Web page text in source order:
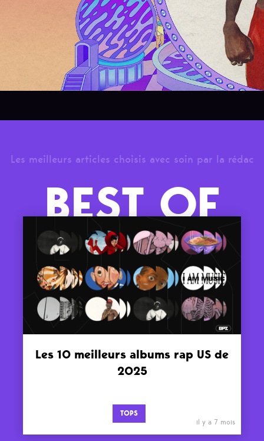
Les meilleurs articles choisis avec soin par la rédac
BEST OF
Les 10 meilleurs albums rap US de
2025
TOPS
il y a 7 mois